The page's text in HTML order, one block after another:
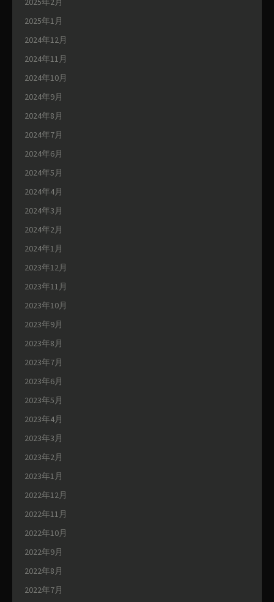
2025年1月
2024年12月
2024年11月
2024年10月
2024年9月
2024年8月
2024年7月
2024年6月
2024年5月
2024年4月
2024年3月
2024年2月
2024年1月
2023年12月
2023年11月
2023年10月
2023年9月
2023年8月
2023年7月
2023年6月
2023年5月
2023年4月
2023年3月
2023年2月
2023年1月
2022年12月
2022年11月
2022年10月
2022年9月
2022年8月
2022年7月